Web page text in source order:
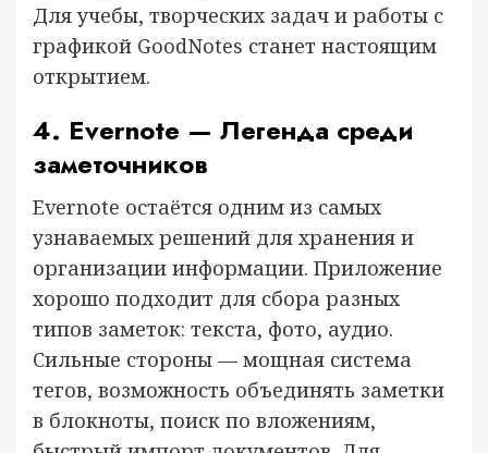
Для учебы, творческих задач и работы с
графикой GoodNotes станет настоящим
открытием.
4. Evernote — Легенда среди
заметочников
Evernote остаётся одним из самых
узнаваемых решений для хранения и
организации информации. Приложение
хорошо подходит для сбора разных
типов заметок: текста, фото, аудио.
Сильные стороны — мощная система
тегов, возможность объединять заметки
в блокноты, поиск по вложениям,